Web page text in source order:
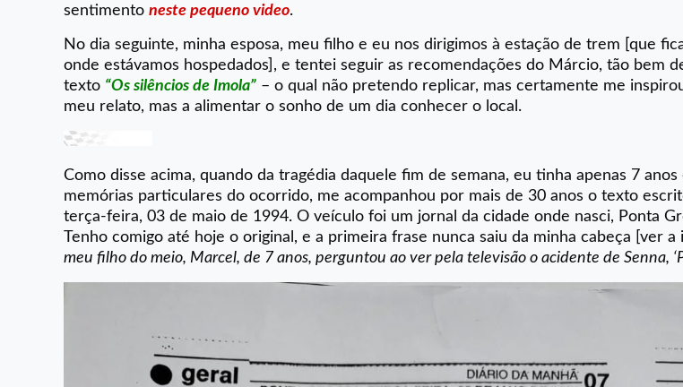
sentimentoneste pequeno video.
No dia seguinte, minha esposa, meu filho e eu nos dirigimos à estação de trem [que
onde estávamos hospedados], e tentei seguir as recomendações do Márcio, tão bem
texto “Os silêncios de Imola” – o qual não pretendo replicar, mas certamente me
meu relato, mas a alimentar o sonho de um dia conhecer o local.
Como disse acima, quando da tragédia daquele fim de semana, eu tinha apenas 7 anos
memórias particulares do ocorrido, me acompanhou por mais de 30 anos o texto
terça-feira, 03 de maio de 1994. O veículo foi um jornal da cidade onde nasci, Ponta
Tenho comigo até hoje o original, e a primeira frase nunca saiu da minha cabeça [ver a
meu filho do meio, Marcel, de 7 anos, perguntou ao ver pela televisão o acidente de Senna,